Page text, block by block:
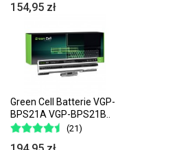
154,95 zł
Green Cell Batterie VGP-
BPS21A VGP-BPS21B..
(21)